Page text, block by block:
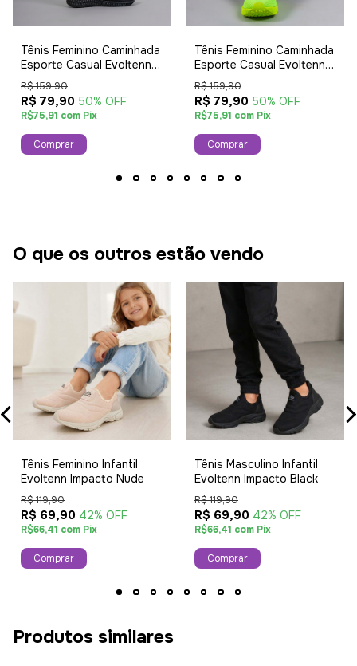
Tênis Feminino Caminhada
Esporte Casual Evoltenn
Colmeia Sola 4D
Lançamento Black
R$ 159,90
R$ 79,90 50% OFF
R$75,91 com Pix
Comprar
Tênis Feminino Caminhada
Esporte Casual Evoltenn
Colmeia Sola 4D
Lançamento Verde
R$ 159,90
R$ 79,90 50% OFF
R$75,91 com Pix
Comprar
O que os outros estão vendo
Tênis Feminino Infantil
Evoltenn Impacto Nude
R$ 119,90
R$ 69,90 42% OFF
R$66,41 com Pix
Comprar
Tênis Masculino Infantil
Evoltenn Impacto Black
R$ 119,90
R$ 69,90 42% OFF
R$66,41 com Pix
Comprar
Produtos similares